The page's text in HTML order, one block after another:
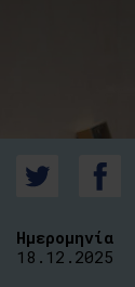
Ημερομηνία
18.12.2025